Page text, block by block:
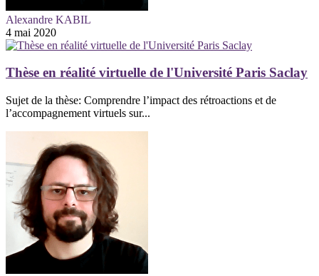
Alexandre KABIL
4 mai 2020
Thèse en réalité virtuelle de l'Université Paris Saclay
Sujet de la thèse: Comprendre l’impact des rétroactions et de
l’accompagnement virtuels sur...